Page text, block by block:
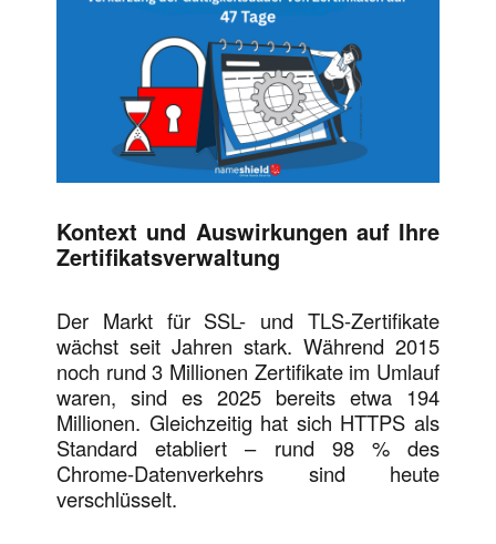
Kontext und Auswirkungen auf Ihre
Zertifikatsverwaltung
Der Markt für SSL- und TLS-Zertifikate
wächst seit Jahren stark. Während 2015
noch rund 3 Millionen Zertifikate im Umlauf
waren, sind es 2025 bereits etwa 194
Millionen. Gleichzeitig hat sich HTTPS als
Standard etabliert – rund 98 % des
Chrome-Datenverkehrs sind heute
verschlüsselt.